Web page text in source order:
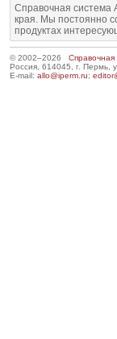
Справочная система
края. Мы постоянно
продуктах
© 2002–2026
Россия, 614045, г. Пермь,
E-mail: allo@iperm.ru;